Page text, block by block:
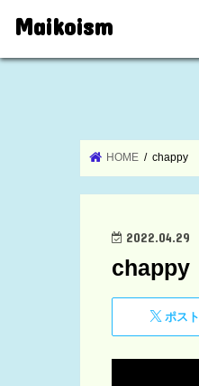
Maikoism
HOME chappy
2022.04.29
chappy
ポスト